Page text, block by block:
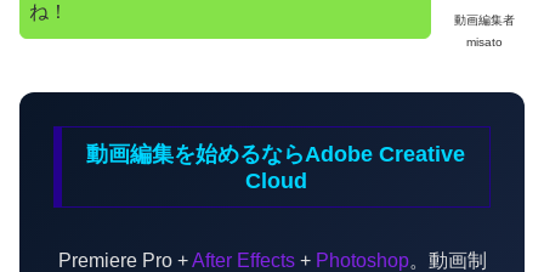
動画編集者
misato
ね！
動画編集を始めるならAdobe Creative
Cloud
Premiere Pro +After Effects+ Photoshop。動画制